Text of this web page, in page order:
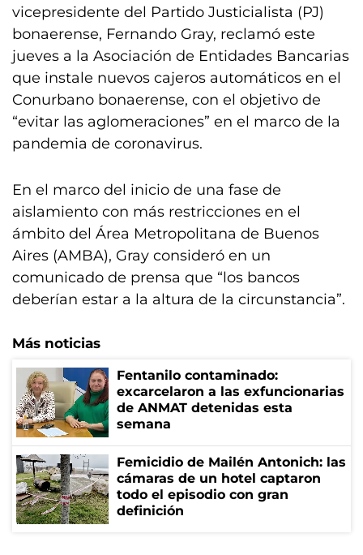
vicepresidente del Partido Justicialista (PJ)
bonaerense, Fernando Gray, reclamó este
jueves a la Asociación de Entidades Bancarias
que instale nuevos cajeros automáticos en el
Conurbano bonaerense, con el objetivo de
“evitar las aglomeraciones” en el marco de la
pandemia de coronavirus.
En el marco del inicio de una fase de
aislamiento con más restricciones en el
ámbito del Área Metropolitana de Buenos
Aires (AMBA), Gray consideró en un
comunicado de prensa que “los bancos
deberían estar a la altura de la circunstancia”.
Más noticias
Fentanilo contaminado:
excarcelaron a las exfuncionarias
de ANMAT detenidas esta
semana
Femicidio de Mailén Antonich: las
cámaras de un hotel captaron
todo el episodio con gran
definición